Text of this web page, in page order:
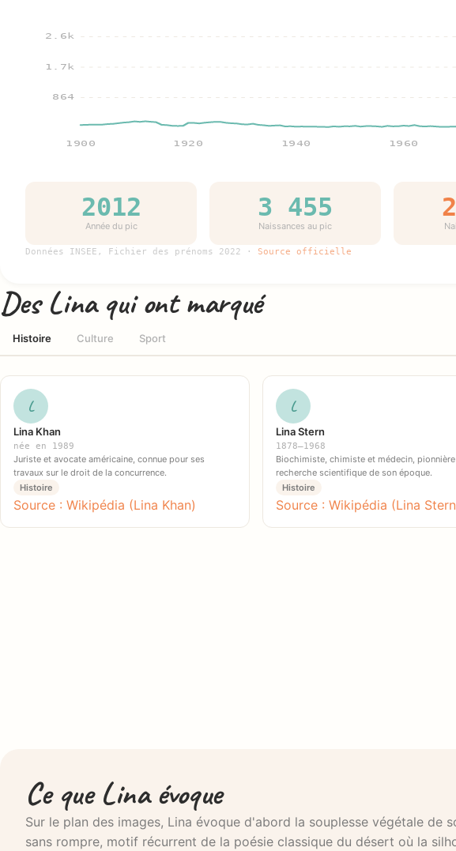
864
1.7k
2.6k
1900 1920 1940 1960
2012
Année du pic
3 455
Naissances au pic
Données INSEE, Fichier des prénoms 2022 · Source officielle
Des Lina qui ont marqué
Histoire Culture Sport
L
Lina Khan
née en 1989
Juriste et avocate américaine, connue pour ses
travaux sur le droit de la concurrence.
Histoire
Source : Wikipédia (Lina Khan)
L
Lina Stern
1878–1968
Biochimiste, chimiste et médecin,
recherche scientifique de son époque.
Histoire
Source : Wikipédia (Lina
Ce que Lina évoque
Sur le plan des images, Lina évoque d'abord la souplesse végétale de
sans rompre, motif récurrent de la poésie classique du désert où la